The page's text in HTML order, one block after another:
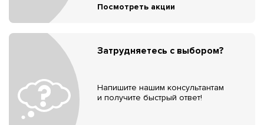
Посмотреть акции
Затрудняетесь с выбором?
Напишите нашим консультантам
и получите быстрый ответ!